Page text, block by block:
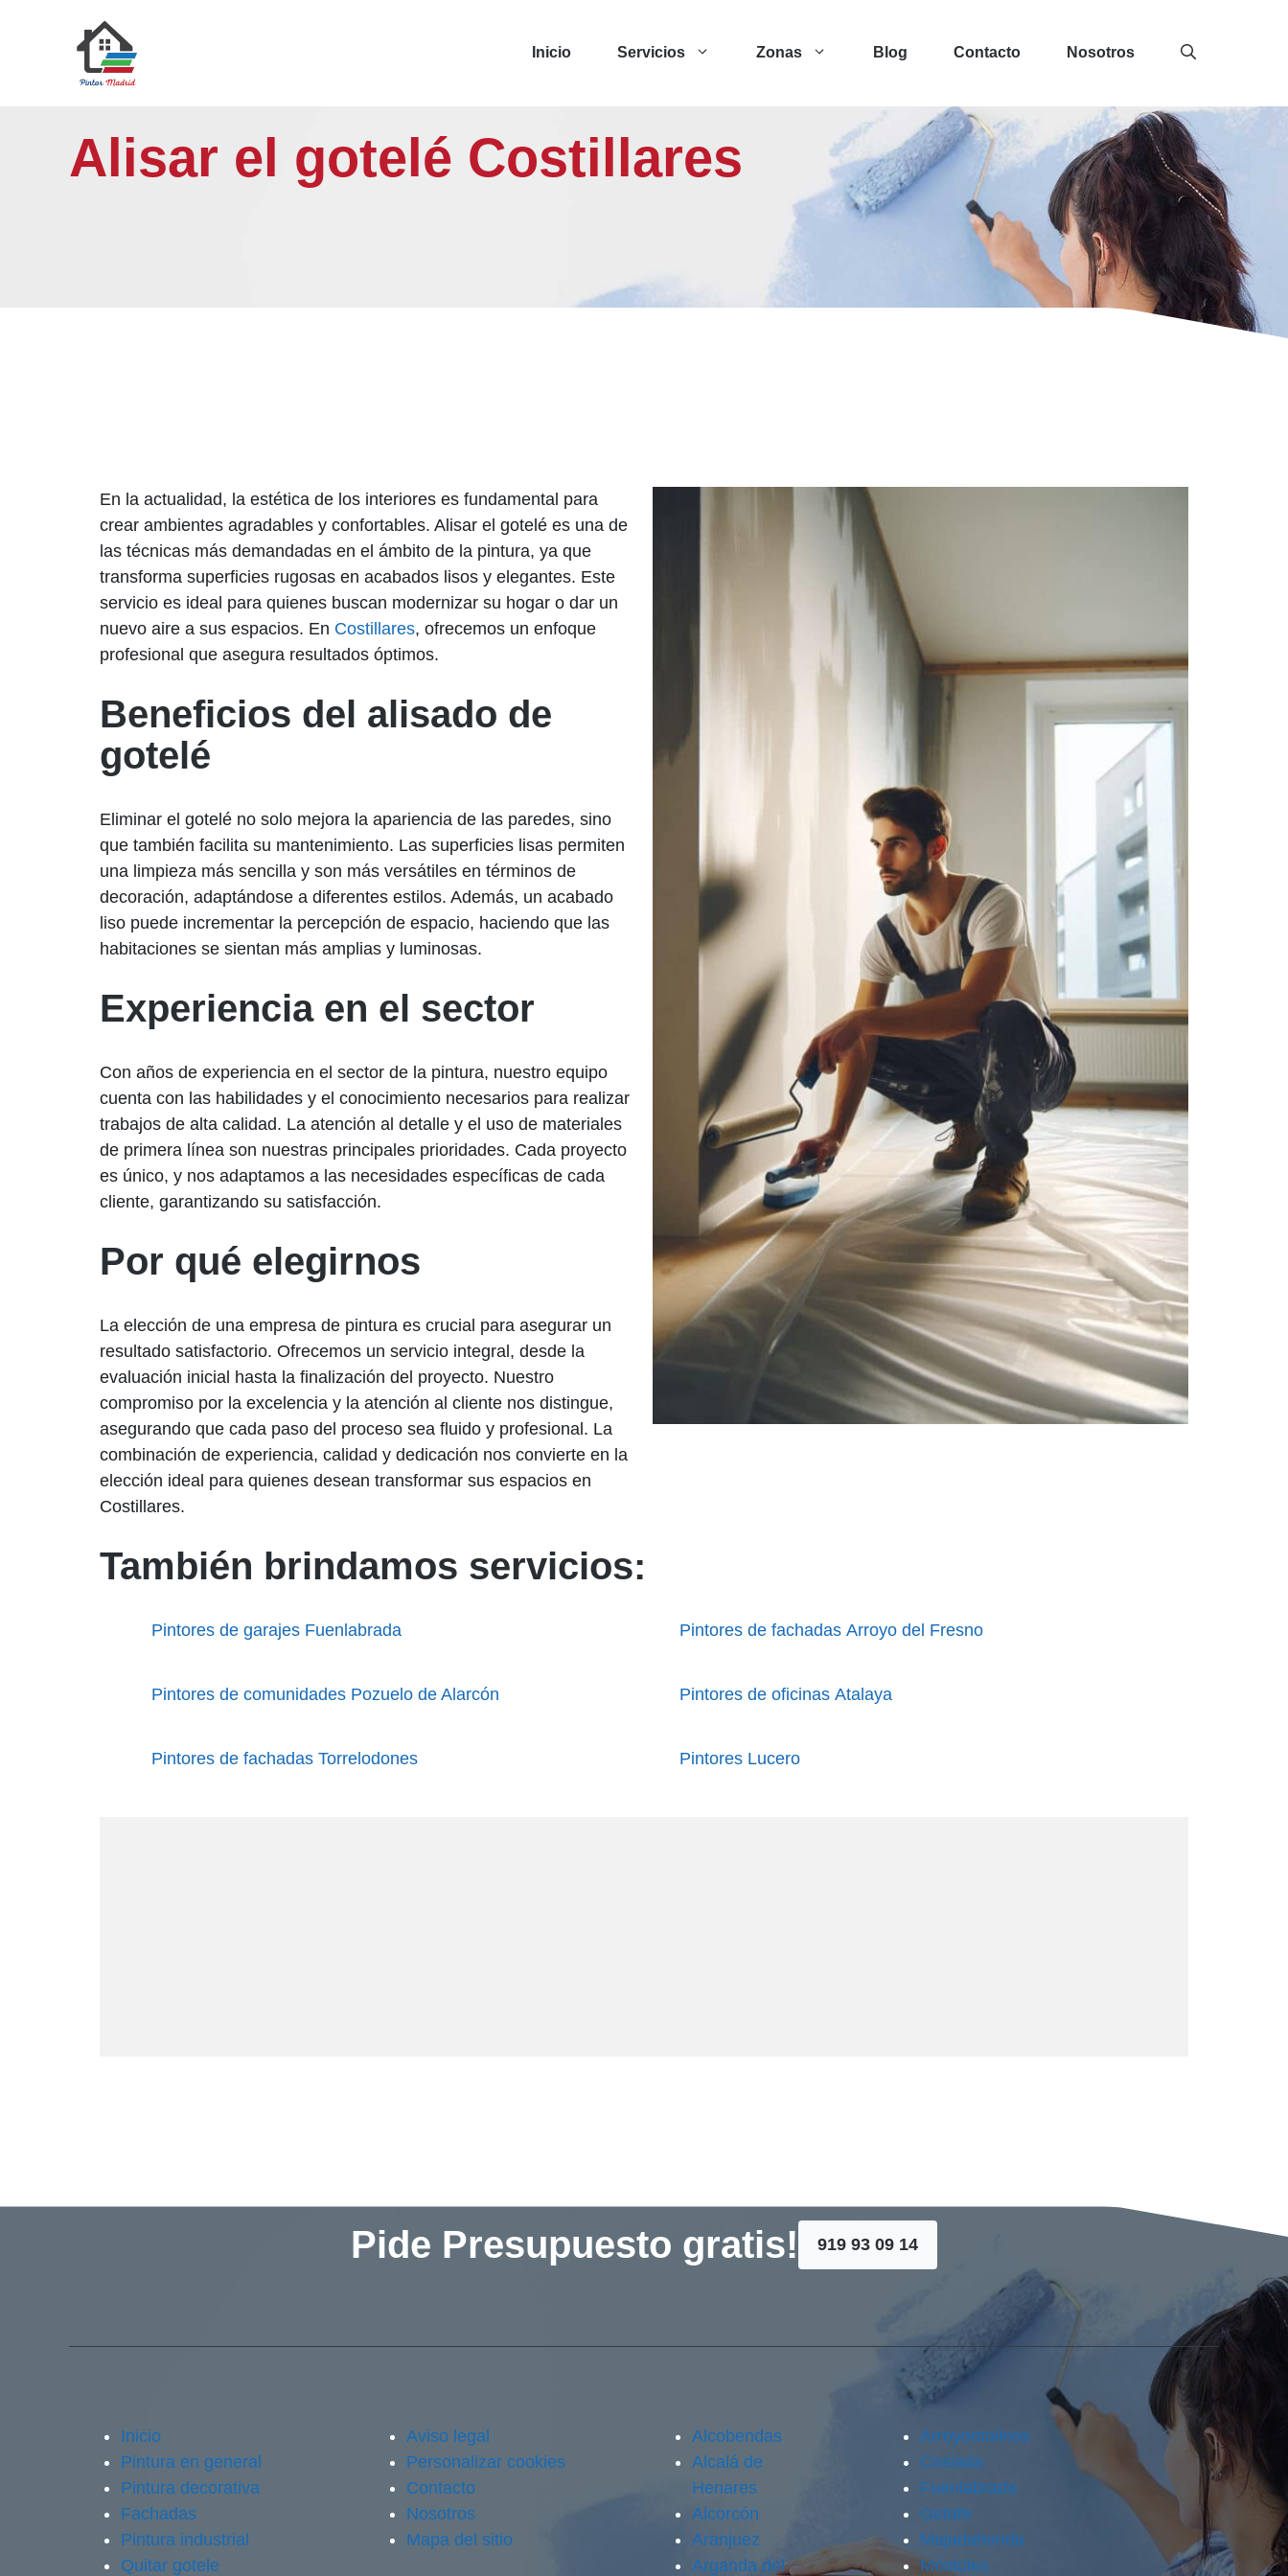
Inicio Servicios Zonas Blog Contacto Nosotros
Alisar el gotelé Costillares
En la actualidad, la estética de los interiores es fundamental para
crear ambientes agradables y confortables. Alisar el gotelé es una de
las técnicas más demandadas en el ámbito de la pintura, ya que
transforma superficies rugosas en acabados lisos y elegantes. Este
servicio es ideal para quienes buscan modernizar su hogar o dar un
nuevo aire a sus espacios. En Costillares, ofrecemos un enfoque
profesional que asegura resultados óptimos.
Beneficios del alisado de
gotelé
Eliminar el gotelé no solo mejora la apariencia de las paredes, sino
que también facilita su mantenimiento. Las superficies lisas permiten
una limpieza más sencilla y son más versátiles en términos de
decoración, adaptándose a diferentes estilos. Además, un acabado
liso puede incrementar la percepción de espacio, haciendo que las
habitaciones se sientan más amplias y luminosas.
Experiencia en el sector
Con años de experiencia en el sector de la pintura, nuestro equipo
cuenta con las habilidades y el conocimiento necesarios para realizar
trabajos de alta calidad. La atención al detalle y el uso de materiales
de primera línea son nuestras principales prioridades. Cada proyecto
es único, y nos adaptamos a las necesidades específicas de cada
cliente, garantizando su satisfacción.
Por qué elegirnos
La elección de una empresa de pintura es crucial para asegurar un
resultado satisfactorio. Ofrecemos un servicio integral, desde la
evaluación inicial hasta la finalización del proyecto. Nuestro
compromiso por la excelencia y la atención al cliente nos distingue,
asegurando que cada paso del proceso sea fluido y profesional. La
combinación de experiencia, calidad y dedicación nos convierte en la
elección ideal para quienes desean transformar sus espacios en
Costillares.
También brindamos servicios:
Pintores de garajes Fuenlabrada Pintores de fachadas Arroyo del Fresno
Pintores de comunidades Pozuelo de Alarcón Pintores de oficinas Atalaya
Pintores de fachadas Torrelodones Pintores Lucero
Pide Presupuesto gratis! 919 93 09 14
Inicio
Pintura en general
Pintura decorativa
Fachadas
Pintura industrial
Quitar gotele
Aviso legal
Personalizar cookies
Contacto
Nosotros
Mapa del sitio
Alcobendas
Alcalá de
Henares
Alcorcón
Aranjuez
Arganda del
Arroyomolinos
Coslada
Fuenlabrada
Getafe
Majadahonda
Móstoles